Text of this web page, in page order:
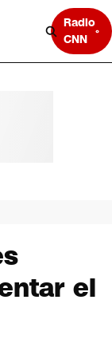
Radio
CNN
el